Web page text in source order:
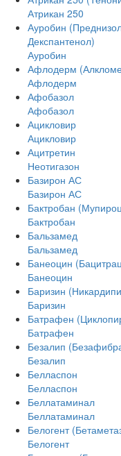
Атрикан 250
Ауробин
Декспантенол)
Ауробин
Афлодерм
Афлодерм
Афобазол
Афобазол
Ацикловир
Ацикловир
Ацитретин
Неотигазон
Базирон АС
Базирон АС
Бактробан
Бактробан
Бальзамед
Бальзамед
Банеоцин
Банеоцин
Баризин
Баризин
Батрафен
Батрафен
Безалип
Безалип
Белласпон
Белласпон
Беллатаминал
Беллатаминал
Белогент
Белогент